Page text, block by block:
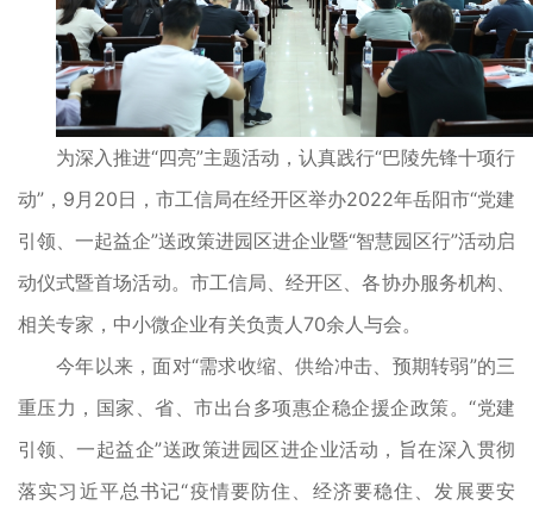
为深入推进“四亮”主题活动，认真践行“巴陵先锋十项行
动”，9月20日，市工信局在经开区举办2022年岳阳市“党建
引领、一起益企”送政策进园区进企业暨“智慧园区行”活动启
动仪式暨首场活动。市工信局、经开区、各协办服务机构、
相关专家，中小微企业有关负责人70余人与会。
今年以来，面对“需求收缩、供给冲击、预期转弱”的三
重压力，国家、省、市出台多项惠企稳企援企政策。“党建
引领、一起益企”送政策进园区进企业活动，旨在深入贯彻
落实习近平总书记“疫情要防住、经济要稳住、发展要安